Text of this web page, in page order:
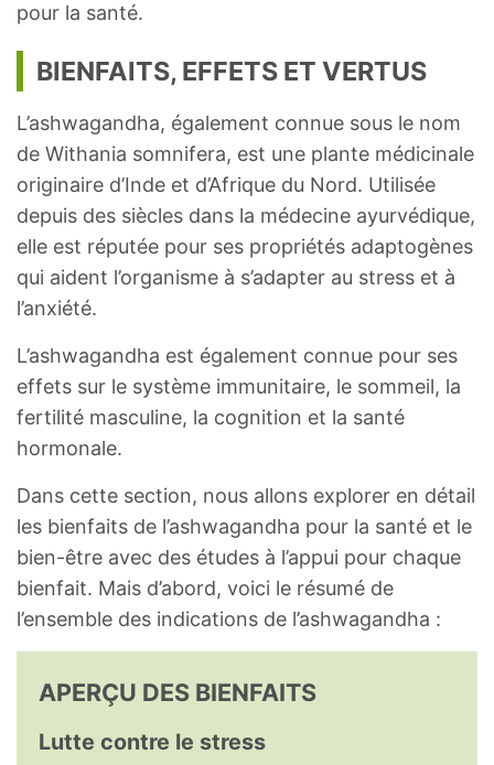
pour la santé.
BIENFAITS, EFFETS ET VERTUS
L’ashwagandha, également connue sous le nom
de Withania somnifera, est une plante médicinale
originaire d’Inde et d’Afrique du Nord. Utilisée
depuis des siècles dans la médecine ayurvédique,
elle est réputée pour ses propriétés adaptogènes
qui aident l’organisme à s’adapter au stress et à
l’anxiété.
L’ashwagandha est également connue pour ses
effets sur le système immunitaire, le sommeil, la
fertilité masculine, la cognition et la santé
hormonale.
Dans cette section, nous allons explorer en détail
les bienfaits de l’ashwagandha pour la santé et le
bien-être avec des études à l’appui pour chaque
bienfait. Mais d’abord, voici le résumé de
l’ensemble des indications de l’ashwagandha :
APERÇU DES BIENFAITS
Lutte contre le stress